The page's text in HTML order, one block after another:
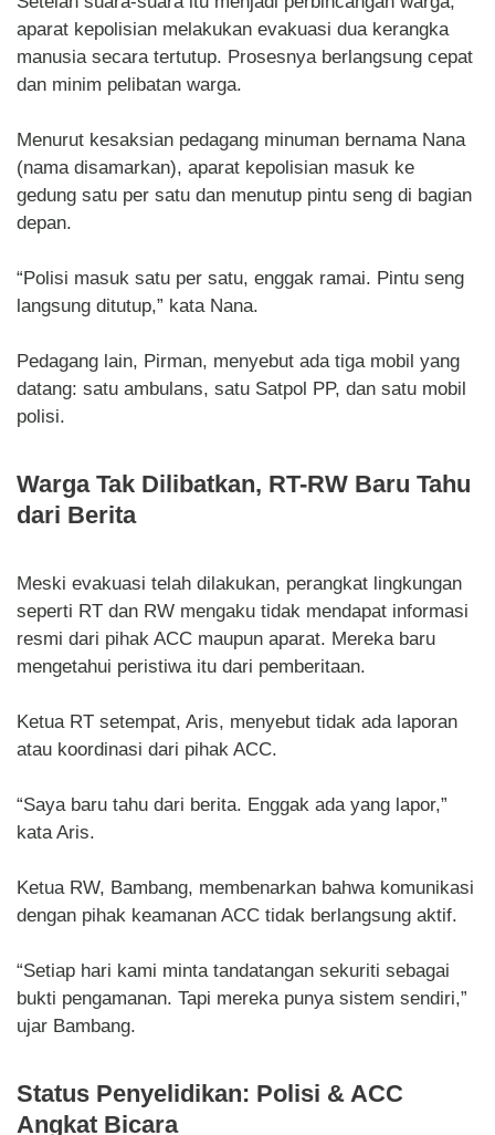
aparat kepolisian melakukan evakuasi dua kerangka
manusia secara tertutup. Prosesnya berlangsung cepat
dan minim pelibatan warga.
Menurut kesaksian pedagang minuman bernama Nana
(nama disamarkan), aparat kepolisian masuk ke
gedung satu per satu dan menutup pintu seng di bagian
depan.
“Polisi masuk satu per satu, enggak ramai. Pintu seng
langsung ditutup,” kata Nana.
Pedagang lain, Pirman, menyebut ada tiga mobil yang
datang: satu ambulans, satu Satpol PP, dan satu mobil
polisi.
Warga Tak Dilibatkan, RT-RW Baru Tahu
dari Berita
Meski evakuasi telah dilakukan, perangkat lingkungan
seperti RT dan RW mengaku tidak mendapat informasi
resmi dari pihak ACC maupun aparat. Mereka baru
mengetahui peristiwa itu dari pemberitaan.
Ketua RT setempat, Aris, menyebut tidak ada laporan
atau koordinasi dari pihak ACC.
“Saya baru tahu dari berita. Enggak ada yang lapor,”
kata Aris.
Ketua RW, Bambang, membenarkan bahwa komunikasi
dengan pihak keamanan ACC tidak berlangsung aktif.
“Setiap hari kami minta tandatangan sekuriti sebagai
bukti pengamanan. Tapi mereka punya sistem sendiri,”
ujar Bambang.
Status Penyelidikan: Polisi & ACC
Angkat Bicara